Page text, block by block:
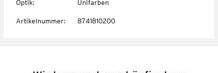
Optik: Unifarben
Artikelnummer: 8741810200